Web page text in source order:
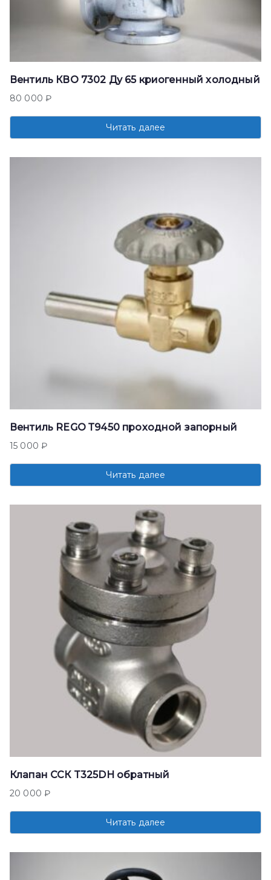
Вентиль КВО 7302 Ду 65 криогенный холодный
80 000₽
Читать далее
Вентиль REGO Т9450 проходной запорный
15 000₽
Читать далее
Клапан ССК T325DH обратный
20 000₽
Читать далее